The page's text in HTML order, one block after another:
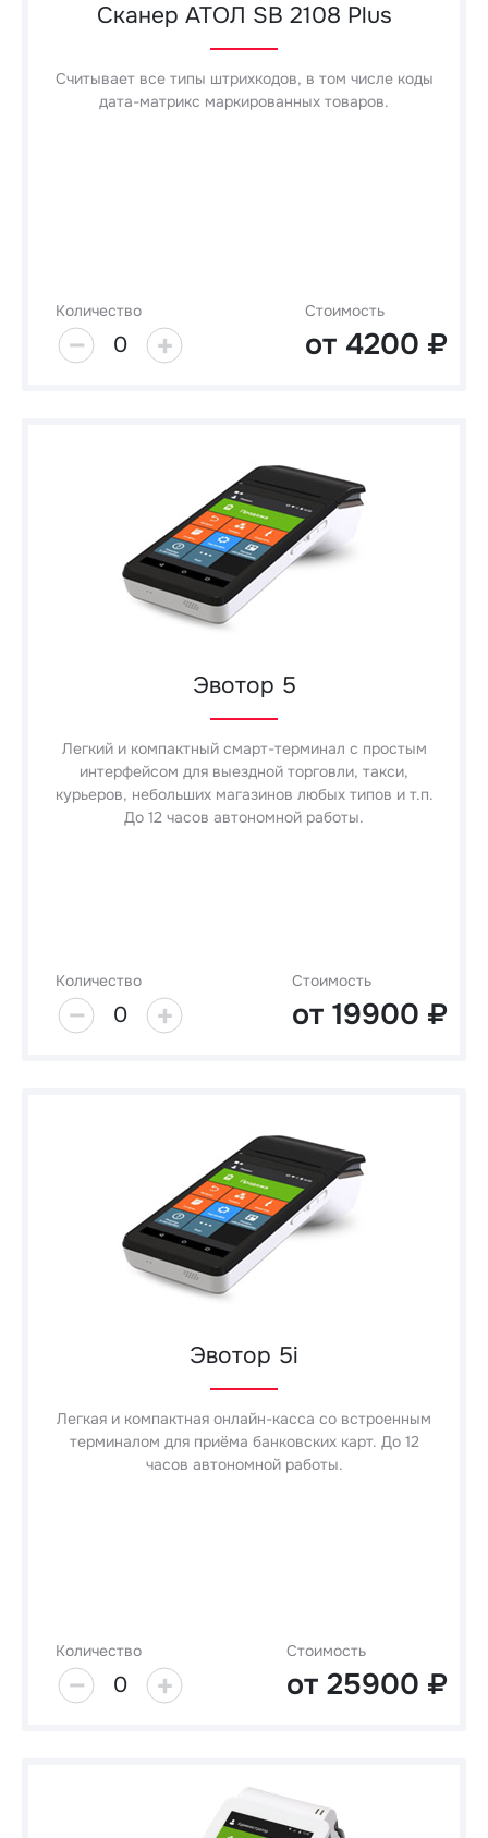
Сканер АТОЛ SB 2108 Plus
Считывает все типы штрихкодов, в том числе коды
дата-матрикс маркированных товаров.
Количество
0
Стоимость
от 4200
Эвотор 5
Легкий и компактный смарт-терминал с простым
интерфейсом для выездной торговли, такси,
курьеров, небольших магазинов любых типов и т.п.
До 12 часов автономной работы.
Количество
0
Стоимость
от 19900
Эвотор 5i
Легкая и компактная онлайн-касса со встроенным
терминалом для приёма банковских карт. До 12
часов автономной работы.
Количество
0
Стоимость
от 25900